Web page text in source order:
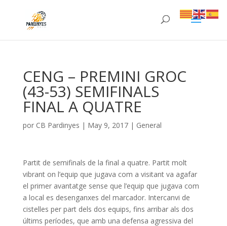
CENG – PREMINI GROC
(43-53) SEMIFINALS
FINAL A QUATRE
por CB Pardinyes | May 9, 2017| General
Partit de semifinals de la final a quatre. Partit molt
vibrant on l’equip que jugava com a visitant va agafar
el primer avantatge sense que l’equip que jugava com
a local es desenganxes del marcador. Intercanvi de
cistelles per part dels dos equips, fins arribar als dos
últims períodes, que amb una defensa agressiva del